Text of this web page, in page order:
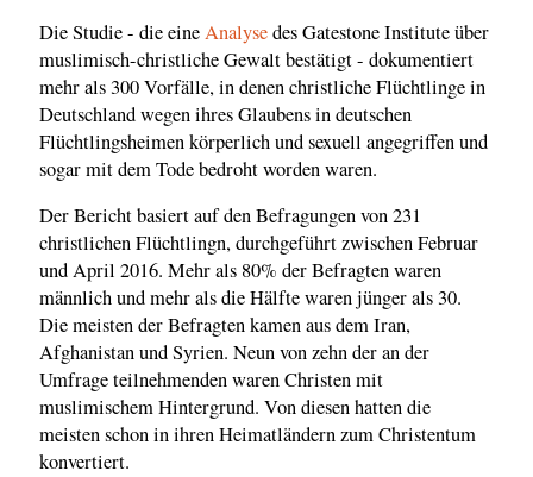
Die Studie - die eineAnalysedes Gatestone Institute über
muslimisch-christliche Gewalt bestätigt - dokumentiert
mehr als 300 Vorfälle, in denen christliche Flüchtlinge in
Deutschland wegen ihres Glaubens in deutschen
Flüchtlingsheimen körperlich und sexuell angegriffen und
sogar mit dem Tode bedroht worden waren.
Der Bericht basiert auf den Befragungen von 231
christlichen Flüchtlingn, durchgeführt zwischen Februar
und April 2016. Mehr als 80% der Befragten waren
männlich und mehr als die Hälfte waren jünger als 30.
Die meisten der Befragten kamen aus dem Iran,
Afghanistan und Syrien. Neun von zehn der an der
Umfrage teilnehmenden waren Christen mit
muslimischem Hintergrund. Von diesen hatten die
meisten schon in ihren Heimatländern zum Christentum
konvertiert.